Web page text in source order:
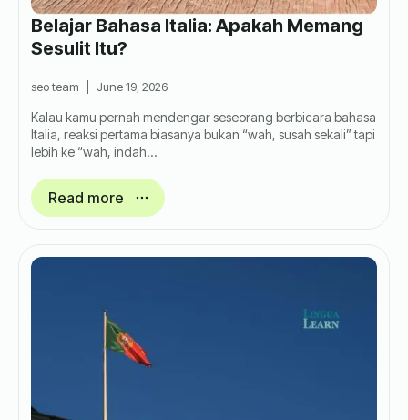
Belajar Bahasa Italia: Apakah Memang
Sesulit Itu?
seo team June 19, 2026
Kalau kamu pernah mendengar seseorang berbicara bahasa
Italia, reaksi pertama biasanya bukan “wah, susah sekali” tapi
lebih ke “wah, indah…
Read more